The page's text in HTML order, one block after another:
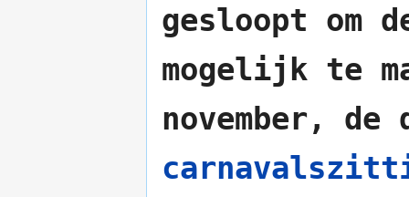
gesloopt om
mogelijk te
november, de